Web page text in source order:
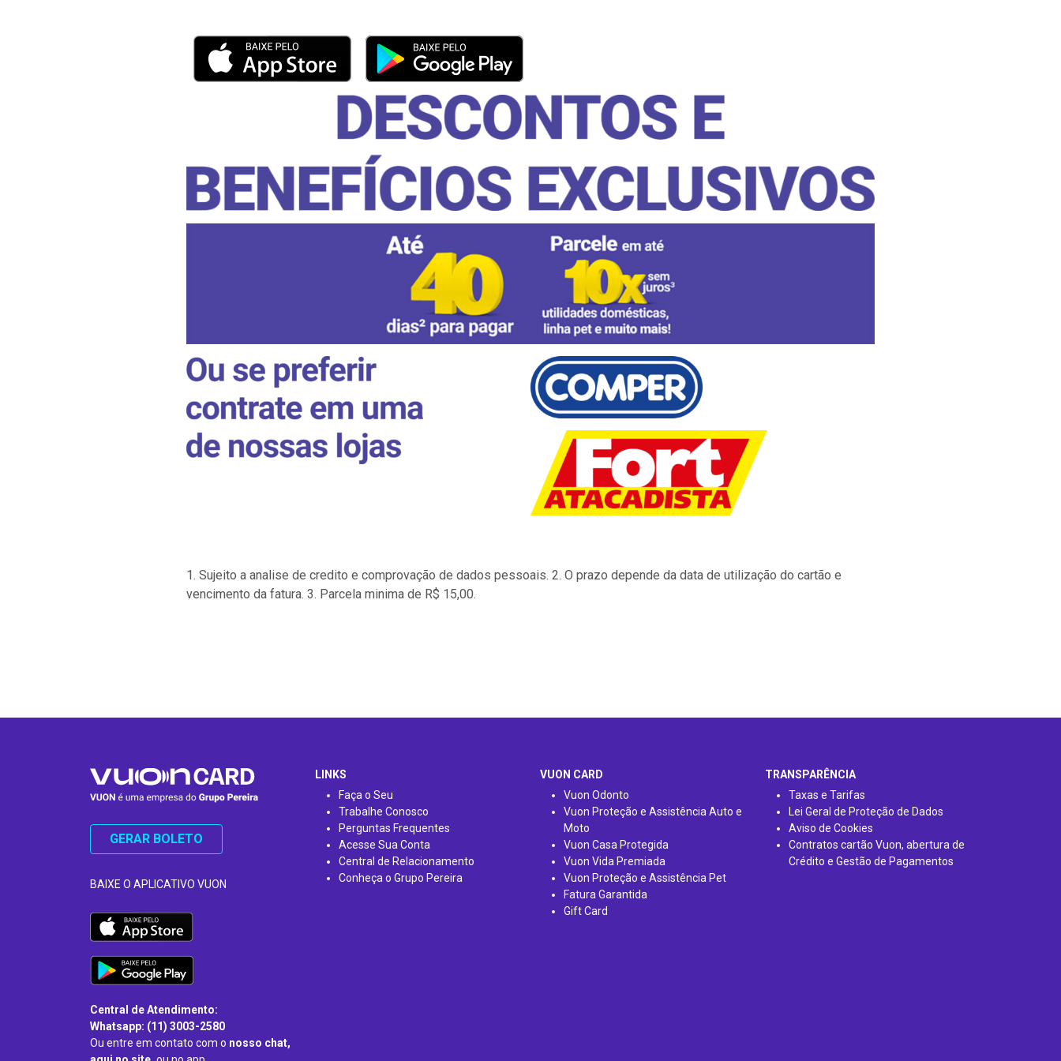
1. Sujeito a analise de credito e comprovação de dados pessoais. 2. O prazo depende da data de utilização do cartão e
vencimento da fatura. 3. Parcela minima de R$ 15,00.
GERAR BOLETO
BAIXE O APLICATIVO VUON
Central de Atendimento:
Whatsapp: (11) 3003-2580
Ou entre em contato com o nosso chat,
LINKS
Faça o Seu
Trabalhe Conosco
Perguntas Frequentes
Acesse Sua Conta
Central de Relacionamento
Conheça o Grupo Pereira
VUON CARD
Vuon Odonto
Vuon Proteção e Assistência Auto e
Moto
Vuon Casa Protegida
Vuon Vida Premiada
Vuon Proteção e Assistência Pet
Fatura Garantida
Gift Card
TRANSPARÊNCIA
Taxas e Tarifas
Lei Geral de Proteção de Dados
Aviso de Cookies
Contratos cartão Vuon, abertura de
Crédito e Gestão de Pagamentos